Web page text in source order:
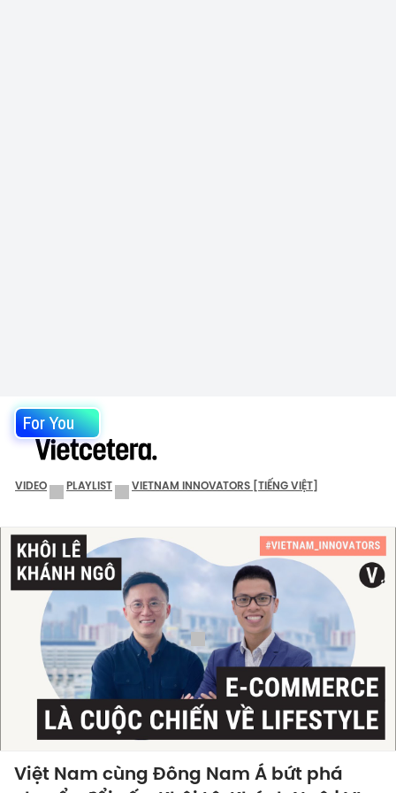
For You
VIDEO PLAYLIST VIETNAM INNOVATORS [TIẾNG VIỆT]
Việt Nam cùng Đông Nam Á bứt phá